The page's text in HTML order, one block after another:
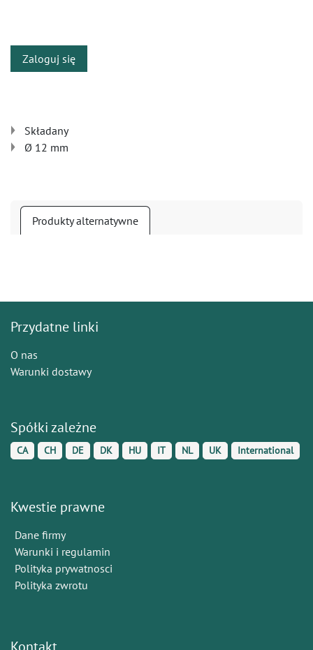
Zaloguj się
Składany
Ø 12 mm
Produkty alternatywne
Przydatne linki
O nas
Warunki dostawy
Spółki zależne
CA CH DE DK HU IT NL UK International
Kwestie prawne
Dane firmy
Warunki i regulamin
Polityka prywatnosci
Polityka zwrotu